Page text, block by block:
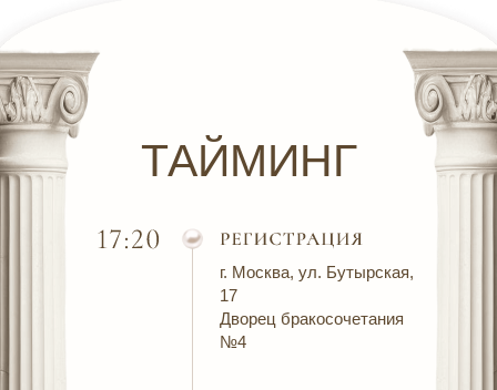
ТАЙМИНГ
г. Москва, ул. Бутырская,
17
Дворец бракосочетания
№4